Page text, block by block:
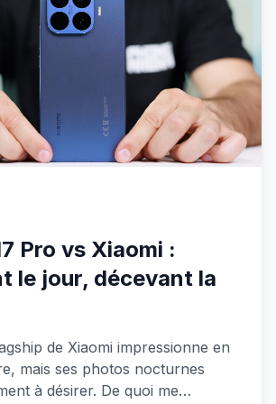
Pro vs Xiaomi :
le jour, décevant la
de Xiaomi impressionne en
mais ses photos nocturnes
à désirer. De quoi me